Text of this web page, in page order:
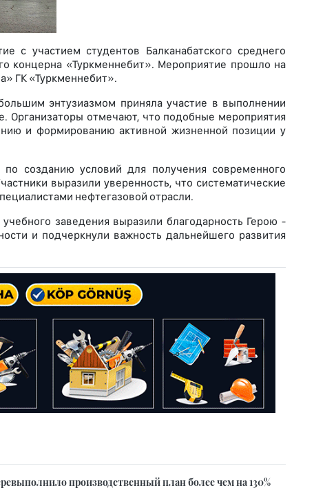
с участием студентов Балканабатского среднего
концерна «Туркменнебит». Мероприятие прошло на
ГК «Туркменнебит».
энтузиазмом приняла участие в выполнении
Организаторы отмечают, что подобные мероприятия
и формированию активной жизненной позиции у
созданию условий для получения современного
выразили уверенность, что систематические
нефтегазовой отрасли.
заведения выразили благодарность Герою -
и подчеркнули важность дальнейшего развития
производственный план более чем на 130%